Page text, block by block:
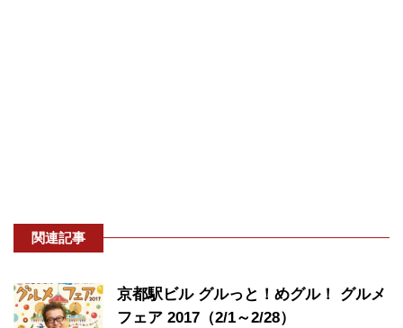
関連記事
京都駅ビル グルっと！めグル！ グルメ
フェア 2017（2/1～2/28）